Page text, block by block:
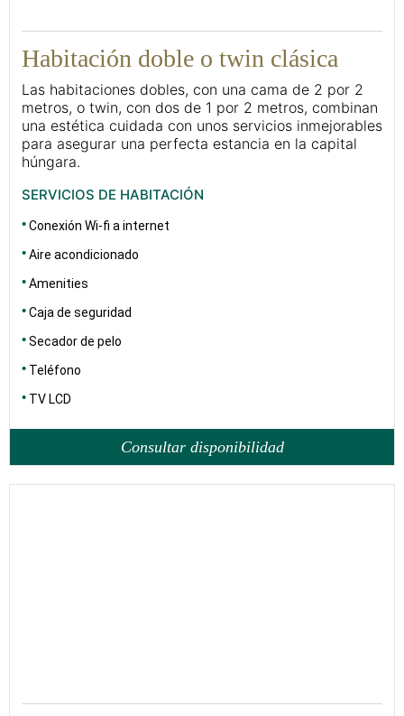
Habitación doble o twin clásica
Las habitaciones dobles, con una cama de 2 por 2
metros, o twin, con dos de 1 por 2 metros, combinan
una estética cuidada con unos servicios inmejorables
para asegurar una perfecta estancia en la capital
húngara.
SERVICIOS DE HABITACIÓN
Conexión Wi-fi a internet
Aire acondicionado
Amenities
Caja de seguridad
Secador de pelo
Teléfono
TV LCD
Consultar disponibilidad